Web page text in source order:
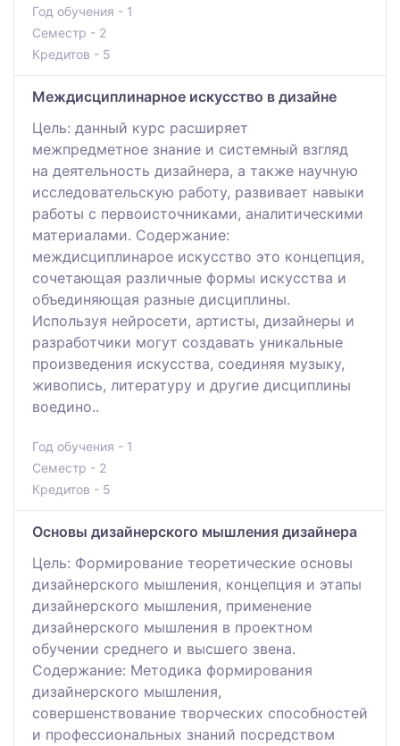
Год обучения - 1
Семестр - 2
Кредитов - 5
Междисциплинарное искусство в дизайне
Цель: данный курс расширяет
межпредметное знание и системный взгляд
на деятельность дизайнера, а также научную
исследовательскую работу, развивает навыки
работы с первоисточниками, аналитическими
материалами. Содержание:
междисциплинарое искусство это концепция,
сочетающая различные формы искусства и
объединяющая разные дисциплины.
Используя нейросети, артисты, дизайнеры и
разработчики могут создавать уникальные
произведения искусства, соединяя музыку,
живопись, литературу и другие дисциплины
воедино..
Год обучения - 1
Семестр - 2
Кредитов - 5
Основы дизайнерского мышления дизайнера
Цель: Формирование теоретические основы
дизайнерского мышления, концепция и этапы
дизайнерского мышления, применение
дизайнерского мышления в проектном
обучении среднего и высшего звена.
Содержание: Методика формирования
дизайнерского мышления,
совершенствование творческих способностей
и профессиональных знаний посредством